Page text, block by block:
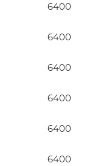
6400
6400
6400
6400
6400
6400